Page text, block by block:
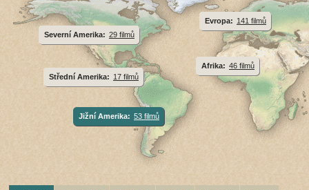
Afrika: 46 filmů
Evropa: 141 filmů
Jižní Amerika: 53 filmů
Severní Amerika: 29 filmů
Střední Amerika: 17 filmů